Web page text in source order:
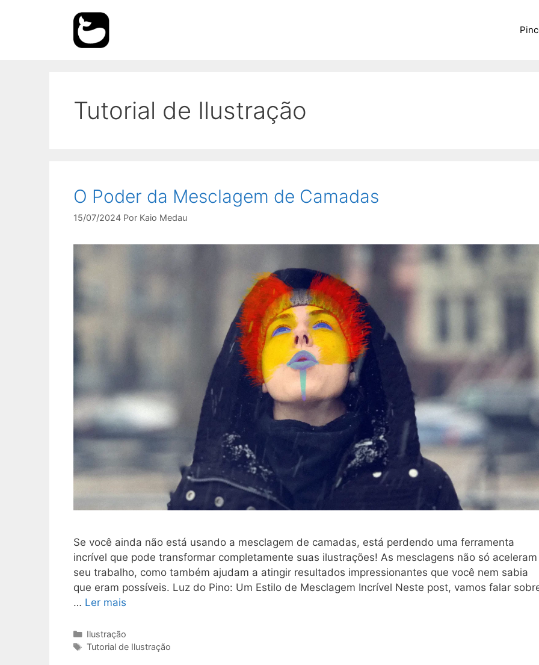
Tutorial de Ilustração
O Poder da Mesclagem de Camadas
15/07/2024 Por Kaio Medau
Se você ainda não está usando a mesclagem de camadas, está perdendo uma ferramenta
incrível que pode transformar completamente suas ilustrações! As mesclagens não só aceleram
seu trabalho, como também ajudam a atingir resultados impressionantes que você nem sabia
que eram possíveis. Luz do Pino: Um Estilo de Mesclagem Incrível Neste post, vamos falar
… Ler mais
Categorias
Ilustração
Tags
Tutorial de Ilustração